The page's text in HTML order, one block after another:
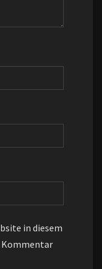
in diesem
Kommentar